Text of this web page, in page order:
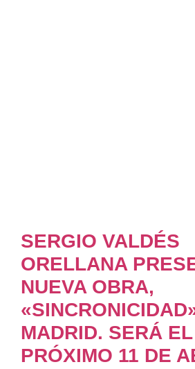
SERGIO VALDÉS
ORELLANA
NUEVA OBRA,
MADRID. SERÁ EL
PRÓXIMO 11 DE